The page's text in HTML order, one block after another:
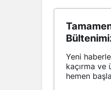
Yeni
kaçırma
hemen